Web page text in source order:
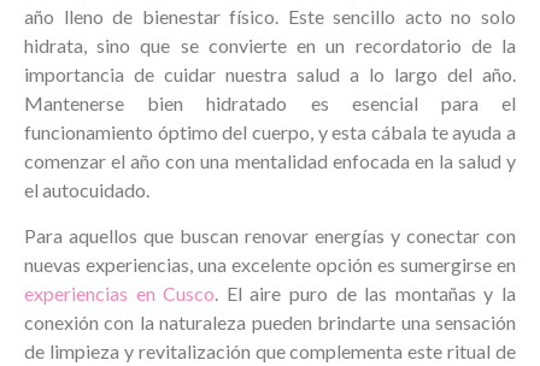
año lleno de bienestar físico. Este sencillo acto no solo
hidrata, sino que se convierte en un recordatorio de la
importancia de cuidar nuestra salud a lo largo del año.
Mantenerse bien hidratado es esencial para el
funcionamiento óptimo del cuerpo, y esta cábala te ayuda a
comenzar el año con una mentalidad enfocada en la salud y
el autocuidado.
Para aquellos que buscan renovar energías y conectar con
nuevas experiencias, una excelente opción es sumergirse en
experiencias en Cusco. El aire puro de las montañas y la
conexión con la naturaleza pueden brindarte una sensación
de limpieza y revitalización que complementa este ritual de